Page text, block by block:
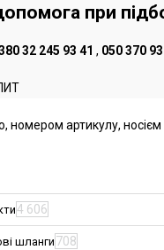
сторінці
при
32 245 93 41 , 050 370
номером артикулу, носієм
4 606
шланги 708